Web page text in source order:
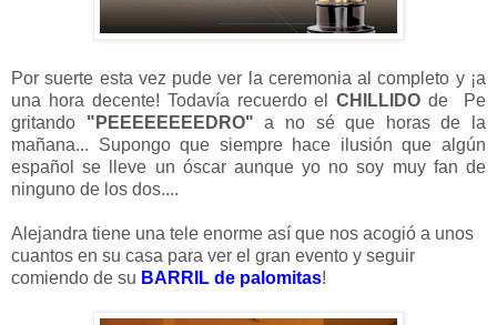
Por suerte esta vez pude ver la ceremonia al completo y ¡a
una hora decente! Todavía recuerdo elCHILLIDO de Pe
gritando "PEEEEEEEEDRO" a no sé que horas de la
mañana... Supongo que siempre hace ilusión que algún
español se lleve un óscar aunque yo no soy muy fan de
ninguno de los dos....
Alejandra tiene una tele enorme así que nos acogió a unos
cuantos en su casa para ver el gran evento y seguir
comiendo de su BARRIL de palomitas!